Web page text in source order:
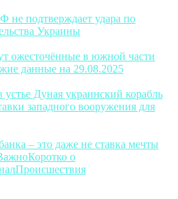
подтверждает удара по
Украины
ожесточённые в южной части
данные на 29.08.2025
Дуная украинский корабль
западного вооружения для
– это даже не ставка мечты
Коротко о
Происшествия